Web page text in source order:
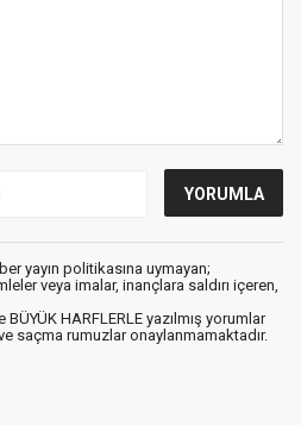
yayın politikasına uymayan;
veya imalar, inançlara saldırı içeren,
HARFLERLE yazılmış yorumlar
saçma rumuzlar onaylanmamaktadır.